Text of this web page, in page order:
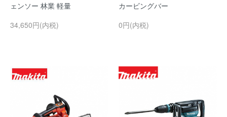
ェンソー 林業 軽量
34,650円(内税)
カービングバー
0円(内税)